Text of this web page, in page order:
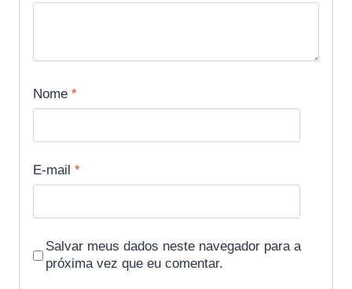
Nome *
E-mail *
Salvar meus dados neste navegador para a
próxima vez que eu comentar.